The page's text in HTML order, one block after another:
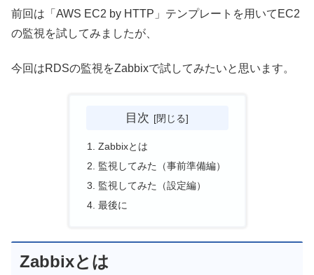
前回は「AWS EC2 by HTTP」テンプレートを用いてEC2
の監視を試してみましたが、
今回はRDSの監視をZabbixで試してみたいと思います。
目次
Zabbixとは
監視してみた（事前準備編）
監視してみた（設定編）
最後に
Zabbixとは